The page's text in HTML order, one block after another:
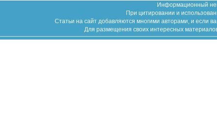
Информационный
При цитировании и
Статьи на сайт добавляются многими авторами, и если
Для размещения своих интересных